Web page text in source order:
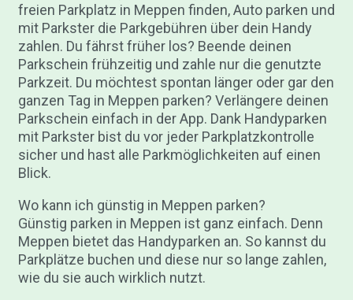
freien Parkplatz in Meppen finden, Auto parken und
mit Parkster die Parkgebühren über dein Handy
zahlen. Du fährst früher los? Beende deinen
Parkschein frühzeitig und zahle nur die genutzte
Parkzeit. Du möchtest spontan länger oder gar den
ganzen Tag in Meppen parken? Verlängere deinen
Parkschein einfach in der App. Dank Handyparken
mit Parkster bist du vor jeder Parkplatzkontrolle
sicher und hast alle Parkmöglichkeiten auf einen
Blick.
Wo kann ich günstig in Meppen parken?
Günstig parken in Meppen ist ganz einfach. Denn
Meppen bietet das Handyparken an. So kannst du
Parkplätze buchen und diese nur so lange zahlen,
wie du sie auch wirklich nutzt.